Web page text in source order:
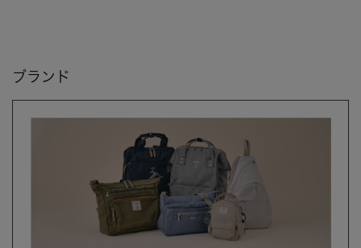
ブランド